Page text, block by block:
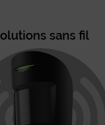
sans fil